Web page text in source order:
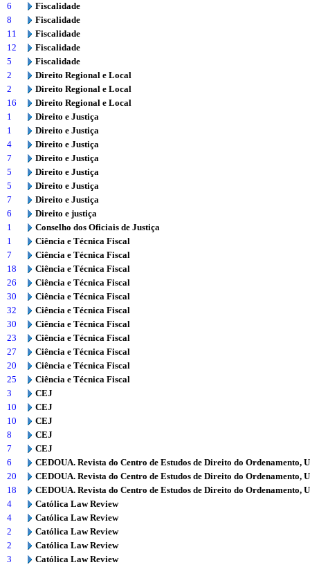
6
Fiscalidade
8
Fiscalidade
11
Fiscalidade
12
Fiscalidade
5
Fiscalidade
2
Direito Regional e Local
2
Direito Regional e Local
16
Direito Regional e Local
1
Direito e Justiça
1
Direito e Justiça
4
Direito e Justiça
7
Direito e Justiça
5
Direito e Justiça
5
Direito e Justiça
7
Direito e Justiça
6
Direito e justiça
1
Conselho dos Oficiais de Justiça
1
Ciência e Técnica Fiscal
7
Ciência e Técnica Fiscal
18
Ciência e Técnica Fiscal
26
Ciência e Técnica Fiscal
30
Ciência e Técnica Fiscal
32
Ciência e Técnica Fiscal
30
Ciência e Técnica Fiscal
23
Ciência e Técnica Fiscal
27
Ciência e Técnica Fiscal
20
Ciência e Técnica Fiscal
25
Ciência e Técnica Fiscal
3
CEJ
10
CEJ
10
CEJ
8
CEJ
7
CEJ
6
CEDOUA. Revista do Centro de Estudos de Direito do Ordenamento,
20
CEDOUA. Revista do Centro de Estudos de Direito do Ordenamento,
18
CEDOUA. Revista do Centro de Estudos de Direito do Ordenamento,
4
Católica Law Review
4
Católica Law Review
2
Católica Law Review
2
Católica Law Review
3
Católica Law Review